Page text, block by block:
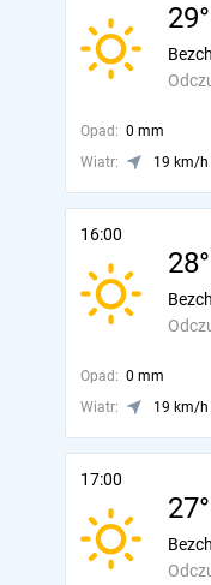
Opad: 0 mm
Wiatr:
19 km/h
16:00
Opad: 0 mm
Wiatr:
19 km/h
17:00